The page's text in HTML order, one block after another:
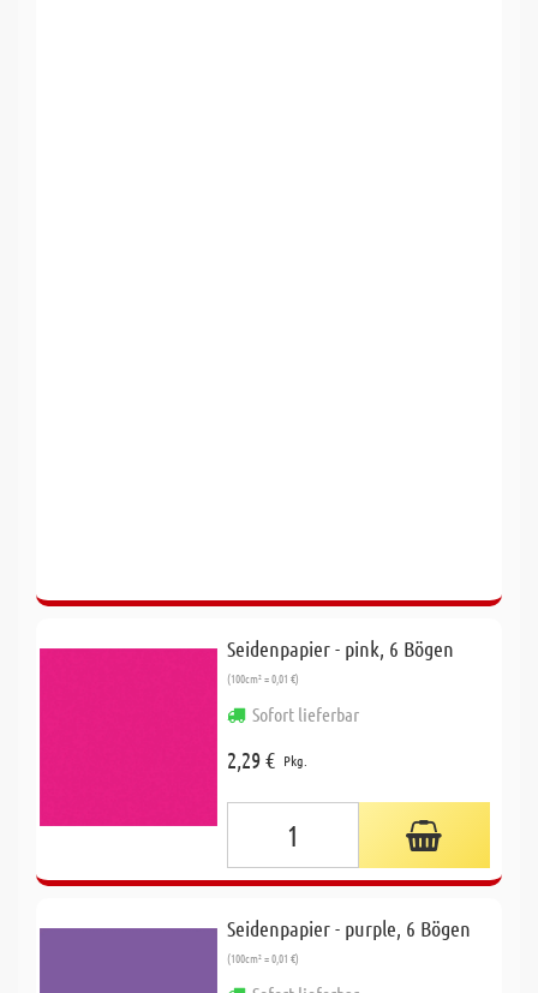
Seidenpapier - pink, 6 Bögen
(100cm² = 0,01 €)
Sofort lieferbar
2,29 € Pkg.
Seidenpapier - purple, 6 Bögen
(100cm² = 0,01 €)